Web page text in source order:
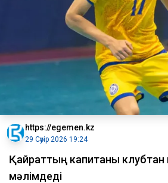
https://egemen.kz
29 Сәуір 2026 19:24
Қайраттың капитаны клубтан
мәлімдеді